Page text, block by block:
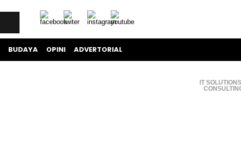
BUDAYA OPINI ADVERTORIAL
IT